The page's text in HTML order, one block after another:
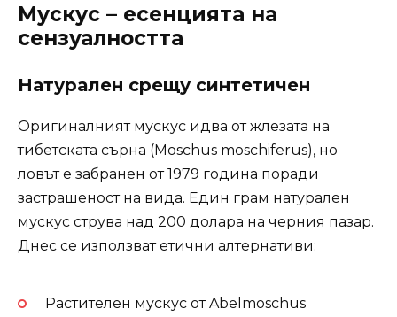
Мускус – есенцията на
сензуалността
Натурален срещу синтетичен
Оригиналният мускус идва от жлезата на
тибетската сърна (Moschus moschiferus), но
ловът е забранен от 1979 година поради
застрашеност на вида. Един грам натурален
мускус струва над 200 долара на черния пазар.
Днес се използват етични алтернативи:
Растителен мускус от Abelmoschus